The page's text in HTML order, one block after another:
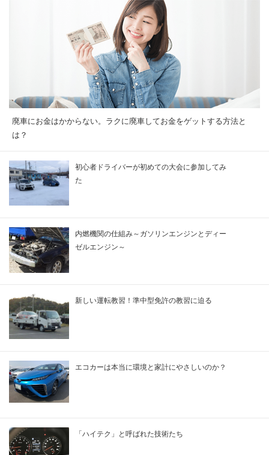
廃車にお金はかからない。ラクに廃車してお金をゲットする方法と
は？
初心者ドライバーが初めての大会に参加してみ
た
内燃機関の仕組み～ガソリンエンジンとディー
ゼルエンジン～
新しい運転教習！準中型免許の教習に迫る
エコカーは本当に環境と家計にやさしいのか？
「ハイテク」と呼ばれた技術たち